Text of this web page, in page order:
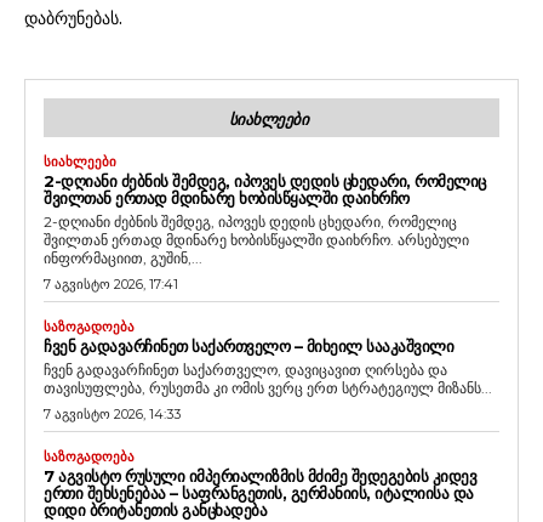
დაბრუნებას.
ᲡᲘᲐᲮᲚᲔᲔᲑᲘ
ᲡᲘᲐᲮᲚᲔᲔᲑᲘ
2-ᲓᲦᲘᲐᲜᲘ ᲫᲔᲑᲜᲘᲡ ᲨᲔᲛᲓᲔᲒ, ᲘᲞᲝᲕᲔᲡ ᲓᲔᲓᲘᲡ ᲪᲮᲔᲓᲐᲠᲘ, ᲠᲝᲛᲔᲚᲘᲪ
ᲨᲕᲘᲚᲗᲐᲜ ᲔᲠᲗᲐᲓ ᲛᲓᲘᲜᲐᲠᲔ ᲮᲝᲑᲘᲡᲬᲧᲐᲚᲨᲘ ᲓᲐᲘᲮᲠᲩᲝ
2-დღიანი ძებნის შემდეგ, იპოვეს დედის ცხედარი, რომელიც
შვილთან ერთად მდინარე ხობისწყალში დაიხრჩო. არსებული
ინფორმაციით, გუშინ,...
7 აგვისტო 2026, 17:41
ᲡᲐᲖᲝᲒᲐᲓᲝᲔᲑᲐ
ᲩᲕᲔᲜ ᲒᲐᲓᲐᲕᲐᲠᲩᲘᲜᲔᲗ ᲡᲐᲥᲐᲠᲗᲕᲔᲚᲝ – ᲛᲘᲮᲔᲘᲚ ᲡᲐᲐᲙᲐᲨᲕᲘᲚᲘ
ჩვენ გადავარჩინეთ საქართველო, დავიცავით ღირსება და
თავისუფლება, რუსეთმა კი ომის ვერც ერთ სტრატეგიულ მიზანს...
7 აგვისტო 2026, 14:33
ᲡᲐᲖᲝᲒᲐᲓᲝᲔᲑᲐ
7 ᲐᲒᲕᲘᲡᲢᲝ ᲠᲣᲡᲣᲚᲘ ᲘᲛᲞᲔᲠᲘᲐᲚᲘᲖᲛᲘᲡ ᲛᲫᲘᲛᲔ ᲨᲔᲓᲔᲒᲔᲑᲘᲡ ᲙᲘᲓᲔᲕ
ᲔᲠᲗᲘ ᲨᲔᲮᲡᲔᲜᲔᲑᲐᲐ – ᲡᲐᲤᲠᲐᲜᲒᲔᲗᲘᲡ, ᲒᲔᲠᲛᲐᲜᲘᲘᲡ, ᲘᲢᲐᲚᲘᲘᲡᲐ ᲓᲐ
ᲓᲘᲓᲘ ᲑᲠᲘᲢᲐᲜᲔᲗᲘᲡ ᲒᲐᲜᲪᲮᲐᲓᲔᲑᲐ